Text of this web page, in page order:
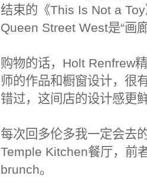
结束的《This Is Not a
Queen Street West是“画
购物的话，Holt Renfrew
师的作品和橱窗设计，很
错过，这间店的设计感更
每次回多伦多我一定会去
Temple Kitchen餐厅，前
brunch。